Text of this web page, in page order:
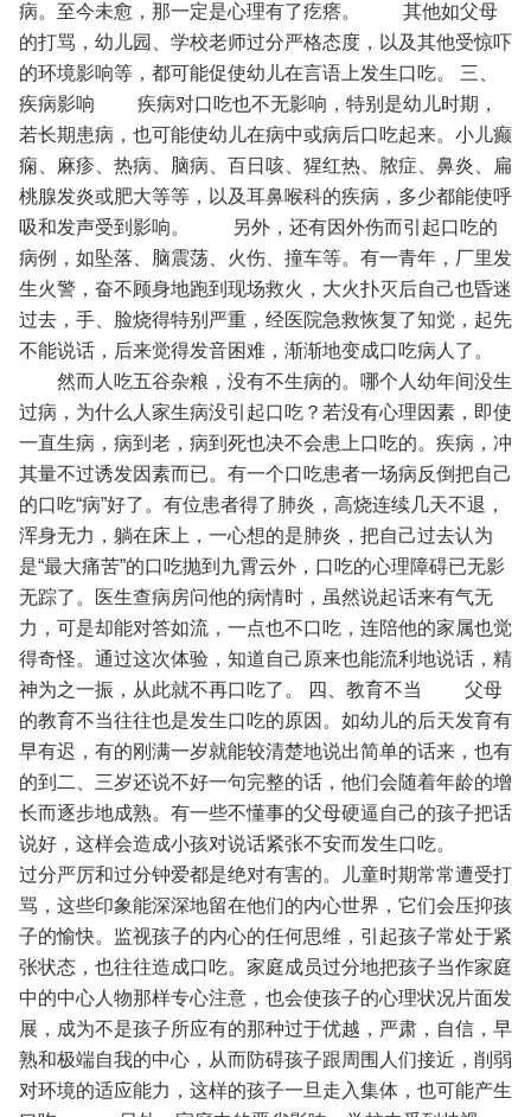
病。至今未愈，那一定是心理有了疙瘩。
其他如父母
的打骂，幼儿园、学校老师过分严格态度，以及其他受惊吓
的环境影响等，都可能促使幼儿在言语上发生口吃。
三、
疾病影响 疾病对口吃也不无影响，特别是幼儿时期，
若长期患病，也可能使幼儿在病中或病后口吃起来。小儿癫
痫、麻疹、热病、脑病、百日咳、猩红热、脓症、鼻炎、扁
桃腺发炎或肥大等等，以及耳鼻喉科的疾病，多少都能使呼
吸和发声受到影响。
另外，还有因外伤而引起口吃的
病例，如坠落、脑震荡、火伤、撞车等。有一青年，厂里发
生火警，奋不顾身地跑到现场救火，大火扑灭后自己也昏迷
过去，手、脸烧得特别严重，经医院急救恢复了知觉，起先
不能说话，后来觉得发音困难，渐渐地变成口吃病人了。
然而人吃五谷杂粮，没有不生病的。哪个人幼年间没生
过病，为什么人家生病没引起口吃？若没有心理因素，即使
一直生病，病到老，病到死也决不会患上口吃的。疾病，冲
其量不过诱发因素而已。有一个口吃患者一场病反倒把自己
的口吃“病”好了。有位患者得了肺炎，高烧连续几天不退，
浑身无力，躺在床上，一心想的是肺炎，把自己过去认为
是“最大痛苦”的口吃抛到九霄云外，口吃的心理障碍已无影
无踪了。医生查病房问他的病情时，虽然说起话来有气无
力，可是却能对答如流，一点也不口吃，连陪他的家属也觉
得奇怪。通过这次体验，知道自己原来也能流利地说话，精
神为之一振，从此就不再口吃了。
四、教育不当 父母
的教育不当往往也是发生口吃的原因。如幼儿的后天发育有
早有迟，有的刚满一岁就能较清楚地说出简单的话来，也有
的到二、三岁还说不好一句完整的话，他们会随着年龄的增
长而逐步地成熟。有一些不懂事的父母硬逼自己的孩子把话
说好，这样会造成小孩对说话紧张不安而发生口吃。
过分严厉和过分钟爱都是绝对有害的。儿童时期常常遭受打
骂，这些印象能深深地留在他们的内心世界，它们会压抑孩
子的愉快。监视孩子的内心的任何思维，引起孩子常处于紧
张状态，也往往造成口吃。家庭成员过分地把孩子当作家庭
中的中心人物那样专心注意，也会使孩子的心理状况片面发
展，成为不是孩子所应有的那种过于优越，严肃，自信，早
熟和极端自我的中心，从而防碍孩子跟周围人们接近，削弱
对环境的适应能力，这样的孩子一旦走入集体，也可能产生